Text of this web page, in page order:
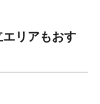
リアもおす